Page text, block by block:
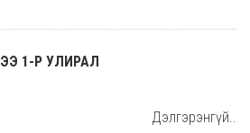
1-Р УЛИРАЛ
Дэлгэрэнгүй..